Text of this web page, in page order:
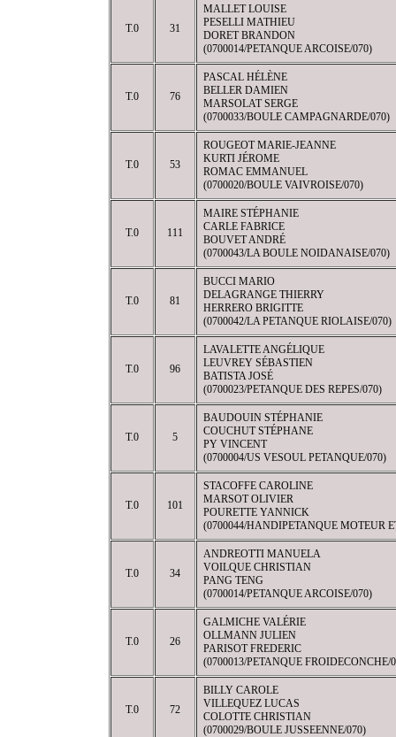
T.0 31
MALLET LOUISE
PESELLI MATHIEU
DORET BRANDON
(0700014/PETANQUE ARCOISE/070)
T.0 76
PASCAL HÉLÈNE
BELLER DAMIEN
MARSOLAT SERGE
(0700033/BOULE CAMPAGNARDE/070)
T.0 53
ROUGEOT MARIE-JEANNE
KURTI JÉROME
ROMAC EMMANUEL
(0700020/BOULE VAIVROISE/070)
T.0 111
MAIRE STÉPHANIE
CARLE FABRICE
BOUVET ANDRÉ
(0700043/LA BOULE NOIDANAISE/070)
T.0 81
BUCCI MARIO
DELAGRANGE THIERRY
HERRERO BRIGITTE
(0700042/LA PETANQUE RIOLAISE/070)
T.0 96
LAVALETTE ANGÉLIQUE
LEUVREY SÉBASTIEN
BATISTA JOSÉ
(0700023/PETANQUE DES REPES/070)
T.0 5
BAUDOUIN STÉPHANIE
COUCHUT STÉPHANE
PY VINCENT
(0700004/US VESOUL PETANQUE/070)
T.0 101
STACOFFE CAROLINE
MARSOT OLIVIER
POURETTE YANNICK
(0700044/HANDIPETANQUE MOTEUR
T.0 34
ANDREOTTI MANUELA
VOILQUE CHRISTIAN
PANG TENG
(0700014/PETANQUE ARCOISE/070)
T.0 26
GALMICHE VALÉRIE
OLLMANN JULIEN
PARISOT FREDERIC
(0700013/PETANQUE FROIDECONCHE/
T.0 72
BILLY CAROLE
VILLEQUEZ LUCAS
COLOTTE CHRISTIAN
(0700029/BOULE JUSSEENNE/070)